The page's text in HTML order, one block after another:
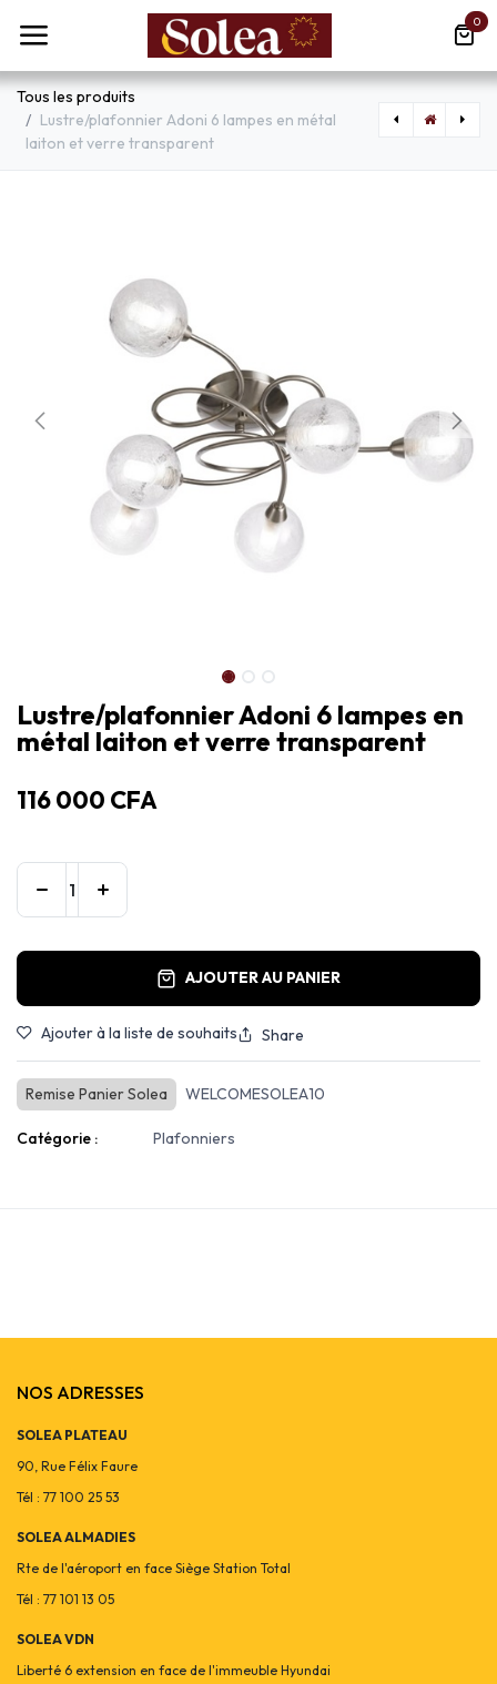
Se rendre au contenu
0
Tous les produits
Lustre/plafonnier Adoni 6 lampes en métal
laiton et verre transparent
Lustre/plafonnier Adoni 6 lampes en
métal laiton et verre transparent
116 000 CFA
AJOUTER AU PANIER
Ajouter à la liste de souhaits Share
Remise Panier Solea WELCOMESOLEA10
Catégorie : Plafonniers
NOS ADRESSES
SOLEA PLATEAU
90, Rue Félix Faure
Tél : 77 100 25 53
SOLEA ALMADIES
Rte de l'aéroport en face Siège Station Total
Tél : 77 101 13 05
SOLEA VDN
Liberté 6 extension en face de l'immeuble Hyundai